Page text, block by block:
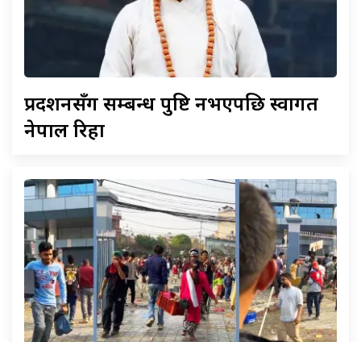
प्रदर्शनसँगसम्बन्ध पुष्टि नभएपछि स्वागत
नेपाल रिहा